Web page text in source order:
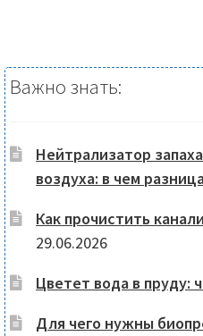
Важно знать:
Нейтрализатор
воздуха: в чем
Как прочистить
29.06.2026
Цветет вода в пруду:
Для чего нужны